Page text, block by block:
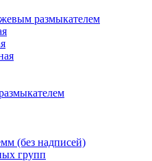
размыкателем
(без надписей)
групп